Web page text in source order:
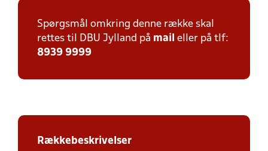
Spørgsmål omkring denne række skal
rettes til DBU Jylland på mail eller på tlf:
8939 9999
Rækkebeskrivelser